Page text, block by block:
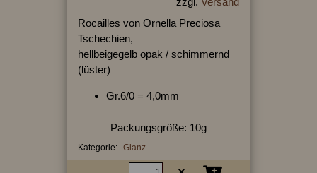
Rocailles von Ornella Preciosa
Tschechien,
hellbeigegelb opak / schimmernd
(lüster)
Gr.6/0 = 4,0mm
Packungsgröße: 10g
Kategorie: Glanz